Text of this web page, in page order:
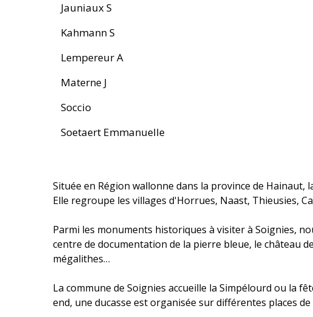
Jauniaux S
Kahmann S
Lempereur A
Materne J
Soccio
Soetaert Emmanuelle
Située en Région wallonne dans la province de Hainaut,
Elle regroupe les villages d'Horrues, Naast, Thieusies,
Parmi les monuments historiques à visiter à Soignies,
centre de documentation de la pierre bleue, le château
mégalithes…
La commune de Soignies accueille la Simpélourd ou la
end, une ducasse est organisée sur différentes places de